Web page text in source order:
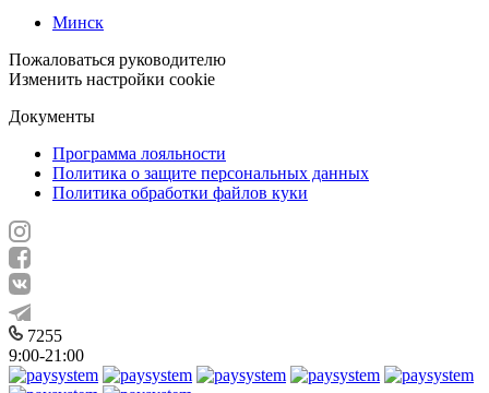
Минск
Пожаловаться руководителю
Изменить настройки cookie
Документы
Программа лояльности
Политика о защите персональных данных
Политика обработки файлов куки
7255
9:00-21:00